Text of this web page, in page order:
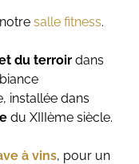
salle fitness.
du terroir dans
installée dans
du XIIIème siècle.
à vins, pour un